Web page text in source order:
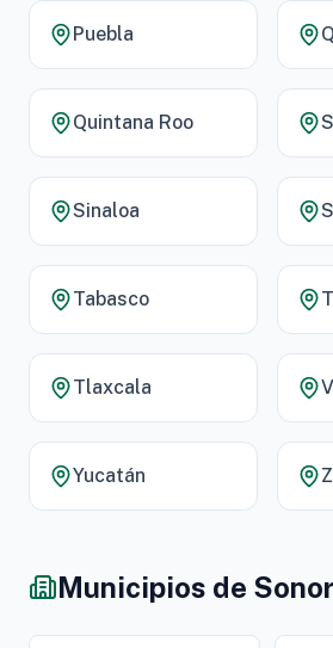
Puebla
Quintana Roo
Sinaloa
Tabasco
Tlaxcala
Yucatán
Municipios de